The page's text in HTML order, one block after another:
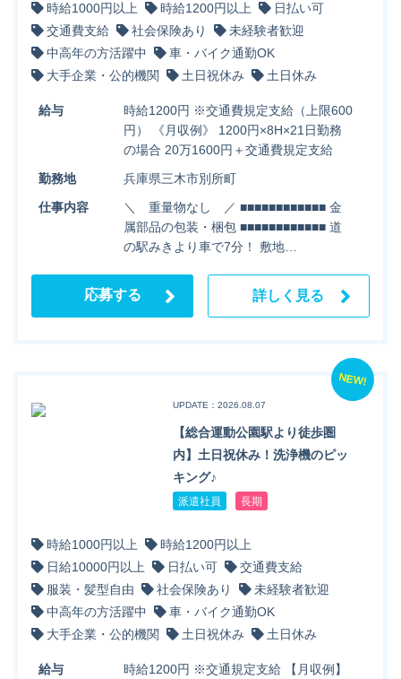
時給1000円以上 時給1200円以上
日払い可
交通費支給
社会保険あり
未経験者歓迎
中高年の方活躍中
車・バイク通勤OK
大手企業・公的機関
土日祝休み 土日休み
給与
時給1200円 ※交通費規定支給（上限600
円） 《月収例》 1200円×8H×21日勤務
の場合 20万1600円＋交通費規定支給
勤務地
兵庫県三木市別所町
仕事内容
＼ 重量物なし ／ ■■■■■■■■■■■■ 金
属部品の包装・梱包 ■■■■■■■■■■■■ 道
の駅みきより車で7分！ 敷地…
応募する 詳しく見る
NEW!
UPDATE：2026.08.07
【総合運動公園駅より徒歩圏
内】土日祝休み！洗浄機のピッ
キング♪
派遣社員 長期
時給1000円以上
時給1200円以上
日給10000円以上
日払い可
交通費支給
服装・髪型自由
社会保険あり
未経験者歓迎
中高年の方活躍中
車・バイク通勤OK
大手企業・公的機関
土日祝休み 土日休み
給与
時給1200円 ※交通規定支給 【月収例】